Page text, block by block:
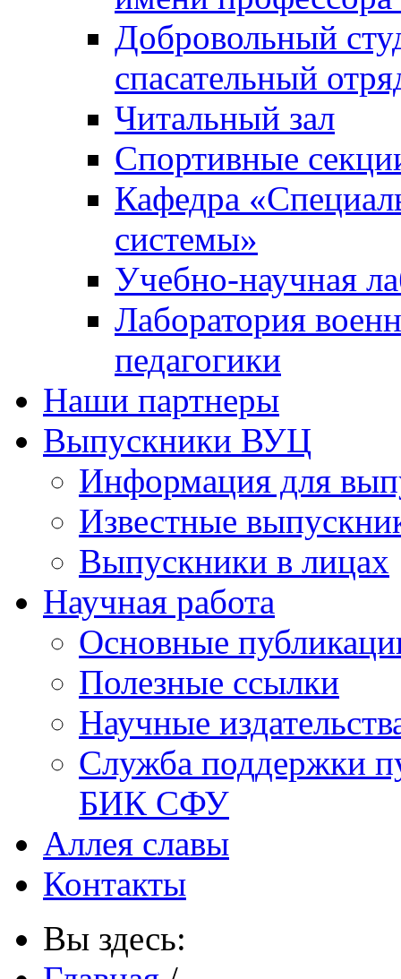
Добровольный
спасательный
Читальный зал
Спортивные
Кафедра
системы»
Учебно-научная
Лаборатория
педагогики
Наши партнеры
Выпускники ВУЦ
Информация для
Известные
Выпускники в лицах
Научная работа
Основные
Полезные ссылки
Научные
Служба поддержки
БИК СФУ
Аллея славы
Контакты
Вы здесь: